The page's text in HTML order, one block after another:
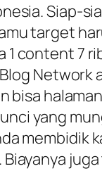
Siap-
target
content 7
Network
bisa
yang
membidik